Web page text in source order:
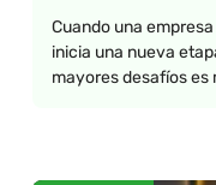
Cuando una
inicia una nueva
mayores desafíos es